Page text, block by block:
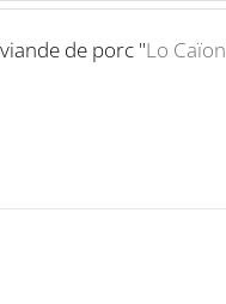
de porc "Lo Caïon